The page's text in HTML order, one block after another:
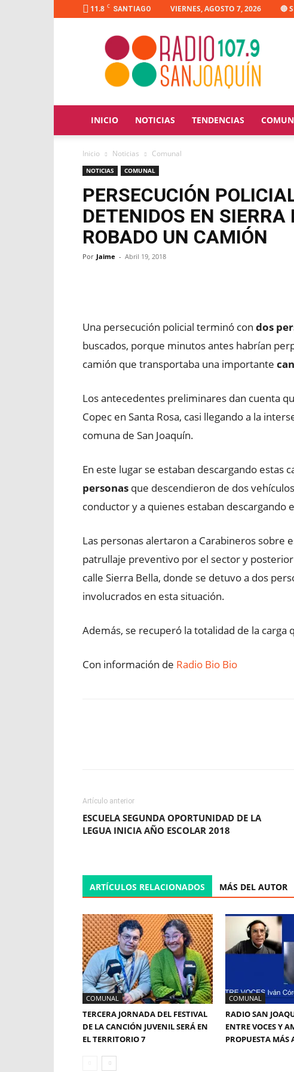
11.8 C SANTIAGO VIERNES, AGOSTO 7, 2026 🔴
Radio
Joaquín
INICIO NOTICIAS TENDENCIAS
Inicio Noticias Comunal
NOTICIAS COMUNAL
PERSECUCIÓN
DETENIDOS EN
ROBADO UN CAMIÓN
Por Jaime - Abril 19, 2018
Una persecución policial terminó con dos
buscados, porque minutos antes habrían
camión que transportaba una importante
Los antecedentes preliminares dan cuenta
Copec en Santa Rosa, casi llegando a la
comuna de San Joaquín.
En este lugar se estaban descargando estas
personas que descendieron de dos
conductor y a quienes estaban descargando
Las personas alertaron a Carabineros sobre
patrullaje preventivo por el sector y
calle Sierra Bella, donde se detuvo a dos
involucrados en esta situación.
Además, se recuperó la totalidad de la carga
Con información de Radio Bio Bio
Artículo anterior
ESCUELA SEGUNDA OPORTUNIDAD DE LA
LEGUA INICIA AÑO ESCOLAR 2018
ARTÍCULOS RELACIONADOS MÁS DEL AUTOR
COMUNAL
TERCERA JORNADA DEL FESTIVAL
DE LA CANCIÓN JUVENIL SERÁ EN
EL TERRITORIO 7
COMUNAL
RADIO SAN
ENTRE VOCES Y
PROPUESTA MÁS